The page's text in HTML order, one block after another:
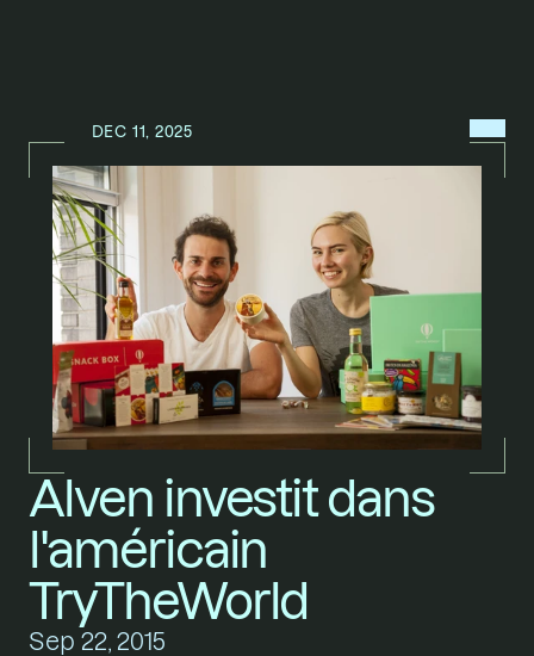
NEW
DEC 11, 2025
Alven investit dans
l'américain
TryTheWorld
Sep 22, 2015